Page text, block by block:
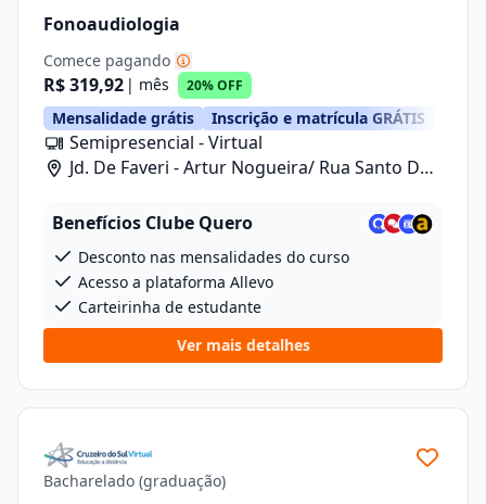
Fonoaudiologia
Comece pagando
R$ 319,92 | mês 20% OFF
Mensalidade grátis Inscrição e matrícula GRÁTIS
Semipresencial - Virtual
Jd. De Faveri - Artur Nogueira/ Rua Santo De
Benefícios Clube Quero
Desconto nas mensalidades do curso
Acesso a plataforma Allevo
Carteirinha de estudante
Ver mais detalhes
Bacharelado (graduação)